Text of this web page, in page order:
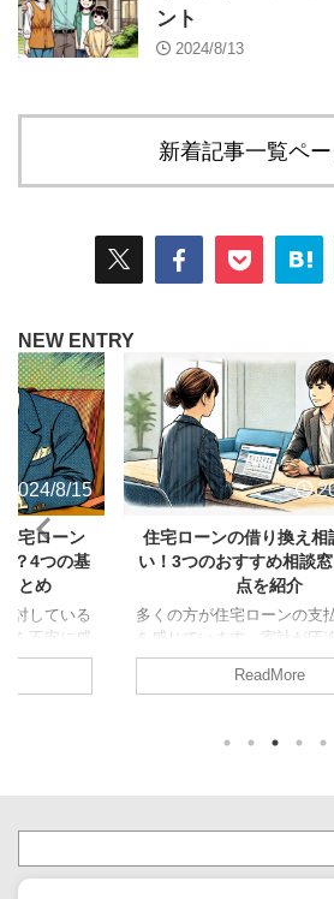
ント
2024/8/13
新着記事一覧ペ
NEW ENTRY
2024/8/15
宅ローン
？4つの基
とめ
討している
を不安に感
り換えの審
宅ローンの
の状況を良
住宅ローンの借り換え相
い！3つのおすすめ相談
点を紹介
多くの方が住宅ローンの支
を感じています。家計が圧
と、老後の蓄えも満足にで
現在の返済状況をしっかり
を読めば、よくわからない
えを成功させましょう。 住
ReadMore